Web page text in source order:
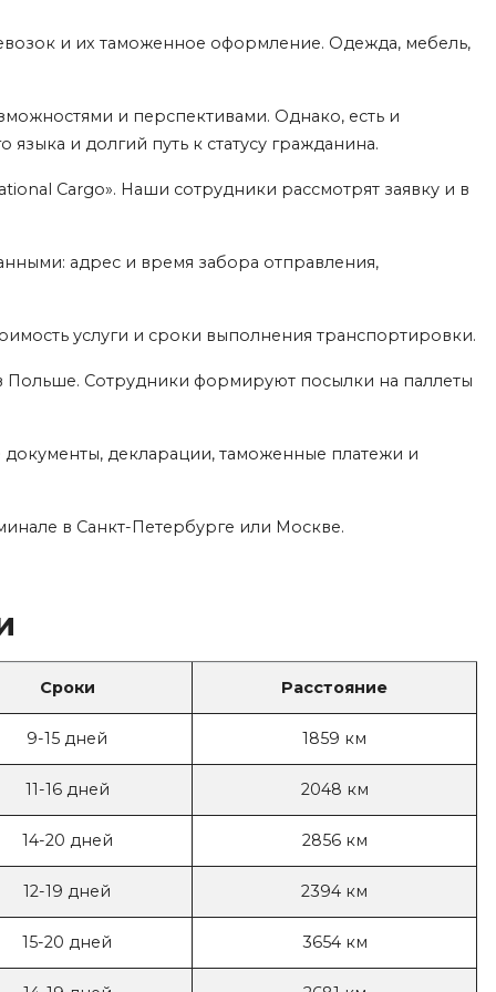
и их таможенное оформление. Одежда, мебель,
и перспективами. Однако, есть и
и долгий путь к статусу гражданина.
Cargo». Наши сотрудники рассмотрят заявку и в
адрес и время забора отправления,
услуги и сроки выполнения транспортировки.
Польше. Сотрудники формируют посылки на паллеты
декларации, таможенные платежи и
в Санкт-Петербурге или Москве.
Сроки Расстояние
9-15 дней 1859 км
11-16 дней 2048 км
14-20 дней 2856 км
12-19 дней 2394 км
15-20 дней 3654 км